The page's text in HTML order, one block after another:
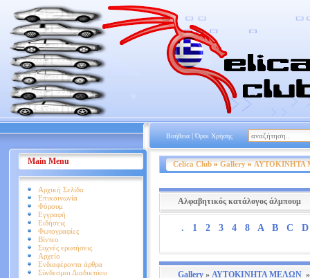
Main Menu
Αρχική Σελίδα
Επικοινωνία
Φόρουμ
Εγγραφή
Ειδήσεις
Φωτογραφίες
Βίντεο
Συχνές ερωτήσεις
Αρχείο
Ενδιαφέροντα άρθρα
Σύνδεσμοι Διαδικτύου
Βοήθεια | Όροι Χρήσης
Celica Club » Gallery » ΑΥΤΟΚΙΝΗΤΑ
Αλφαβητικός κατάλογος άλμπουμ
. 1 2 3 4 8 A B C D
Gallery » ΑΥΤΟΚΙΝΗΤΑ ΜΕΛΩΝ